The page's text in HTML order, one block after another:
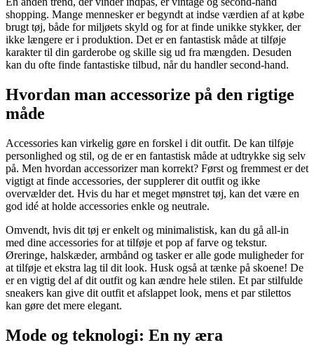
shopping. Mange mennesker er begyndt at indse værdien af at købe
brugt tøj, både for miljøets skyld og for at finde unikke stykker, der
ikke længere er i produktion. Det er en fantastisk måde at tilføje
karakter til din garderobe og skille sig ud fra mængden. Desuden
kan du ofte finde fantastiske tilbud, når du handler second-hand.
Hvordan man accessorize på den rigtige
måde
Accessories kan virkelig gøre en forskel i dit outfit. De kan tilføje
personlighed og stil, og de er en fantastisk måde at udtrykke sig selv
på. Men hvordan accessorizer man korrekt? Først og fremmest er det
vigtigt at finde accessories, der supplerer dit outfit og ikke
overvælder det. Hvis du har et meget mønstret tøj, kan det være en
god idé at holde accessories enkle og neutrale.
Omvendt, hvis dit tøj er enkelt og minimalistisk, kan du gå all-in
med dine accessories for at tilføje et pop af farve og tekstur.
Øreringe, halskæder, armbånd og tasker er alle gode muligheder for
at tilføje et ekstra lag til dit look. Husk også at tænke på skoene! De
er en vigtig del af dit outfit og kan ændre hele stilen. Et par stilfulde
sneakers kan give dit outfit et afslappet look, mens et par stilettos
kan gøre det mere elegant.
Mode og teknologi: En ny æra